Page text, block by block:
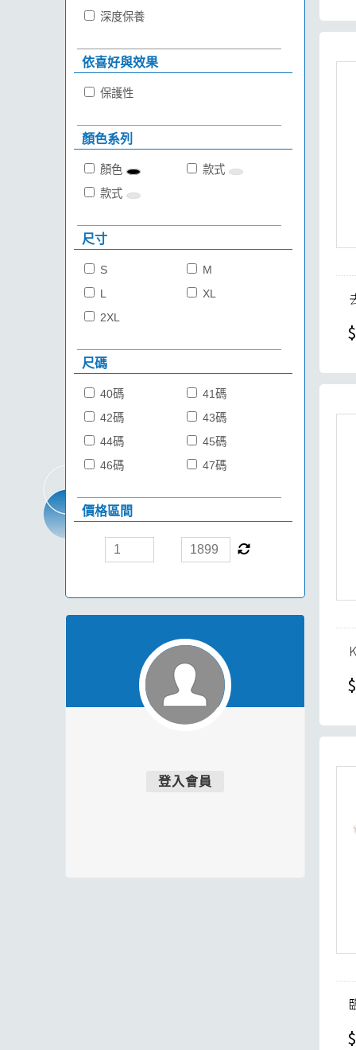
深度保養
依喜好與效果
保護性
顏色系列
顏色
款式
款式
尺寸
S
M
L
XL
2XL
尺碼
40碼
41碼
42碼
43碼
44碼
45碼
46碼
47碼
價格區間
登入會員